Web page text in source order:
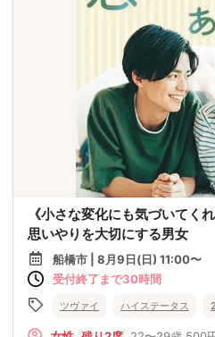
《小さな変化にも気づいてく
思いやりを大切にする男女
船橋市 | 8月9日(日) 11:00〜
受付終了まで30時間
ツヴァイ ハイステータス